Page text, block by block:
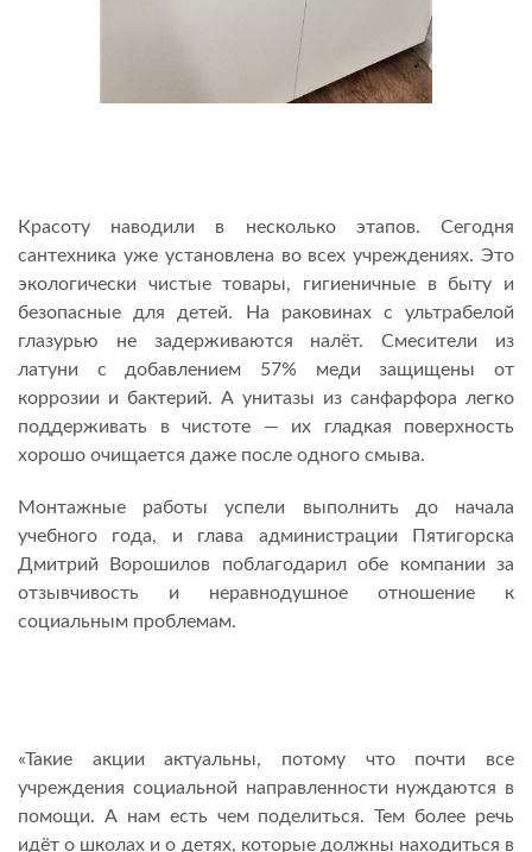
Красоту наводили в несколько этапов. Сегодня
сантехника уже установлена во всех учреждениях. Это
экологически чистые товары, гигиеничные в быту и
безопасные для детей. На раковинах с ультрабелой
глазурью не задерживаются налёт. Смесители из
латуни с добавлением 57% меди защищены от
коррозии и бактерий. А унитазы из санфарфора легко
поддерживать в чистоте — их гладкая поверхность
хорошо очищается даже после одного смыва.
Монтажные работы успели выполнить до начала
учебного года, и глава администрации Пятигорска
Дмитрий Ворошилов поблагодарил обе компании за
отзывчивость и неравнодушное отношение к
социальным проблемам.
«Такие акции актуальны, потому что почти все
учреждения социальной направленности нуждаются в
помощи. А нам есть чем поделиться. Тем более речь
идёт о школах и о детях, которые должны находиться в